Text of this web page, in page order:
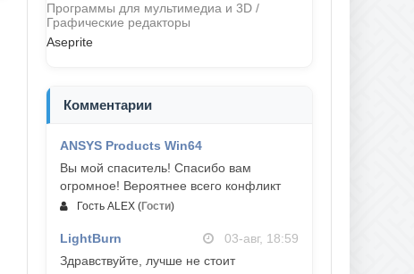
Программы для мультимедиа и 3D /
Графические редакторы
Aseprite
Комментарии
ANSYS Products Win64
Вы мой спаситель! Спасибо вам
огромное! Вероятнее всего конфликт
Гость ALEX (Гости)
LightBurn
03-авг, 18:59
Здравствуйте, лучше не стоит